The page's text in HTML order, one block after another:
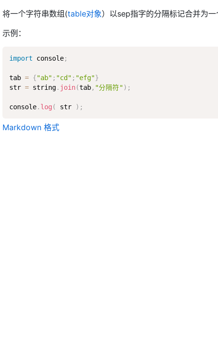
将一个字符串数组(table对象）以sep指字的分隔标记合并为
示例：
import console;
tab = {"ab" ; "cd" ; "efg"}
str = string. join(tab, "分隔符") ;
console. log ( str ) ;
Markdown 格式